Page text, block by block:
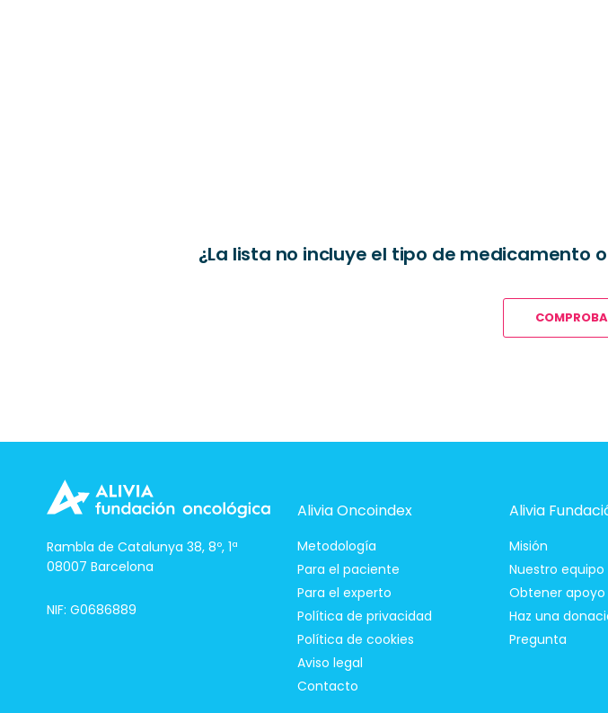
¿La lista no incluye el tipo de medicamento
Rambla de Catalunya 38, 8º, 1ª
08007 Barcelona
NIF: G0686889
Alivia Oncoindex
Metodología
Para el paciente
Para el experto
Política de privacidad
Política de cookies
Aviso legal
Contacto
Alivia
Misión
Nuestro equipo
Obtener apoyo
Haz una
Pregunta